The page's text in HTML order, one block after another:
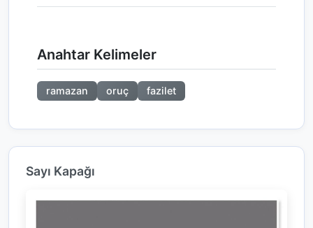
Anahtar Kelimeler
ramazan oruç fazilet
Sayı Kapağı